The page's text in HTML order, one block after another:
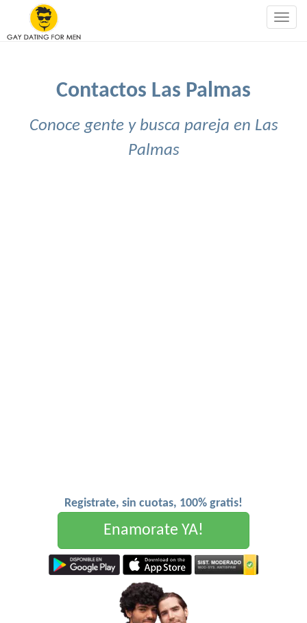
Contactos Las Palmas
Conoce gente y busca pareja en Las
Palmas
Registrate, sin cuotas, 100% gratis!
Enamorate YA!